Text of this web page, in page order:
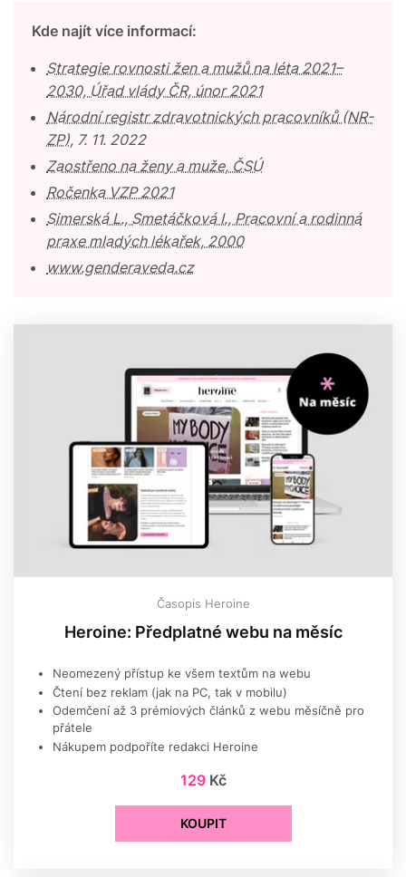
Kde najít více informací:
Strategie rovnosti žen a mužů na léta 2021–
2030, Úřad vlády ČR, únor 2021
Národní registr zdravotnických pracovníků (NR-
ZP), 7. 11. 2022
Zaostřeno na ženy a muže, ČSÚ
Ročenka VZP 2021
Simerská L., Smetáčková I., Pracovní a rodinná
praxe mladých lékařek, 2000
www.genderaveda.cz
Časopis Heroine
Heroine: Předplatné webu na měsíc
Neomezený přístup ke všem textům na webu
Čtení bez reklam (jak na PC, tak v mobilu)
Odemčení až 3 prémiových článků z webu měsíčně pro
přátele
Nákupem podpoříte redakci Heroine
129 Kč
KOUPIT